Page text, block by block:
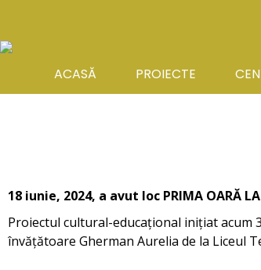
ACASĂ PROIECTE
18 iunie, 2024, a avut loc PRIMA OARĂ
Proiectul cultural-educațional inițiat acum
învățătoare Gherman Aurelia de la Liceul